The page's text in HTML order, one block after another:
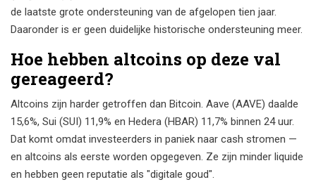
de laatste grote ondersteuning van de afgelopen tien jaar.
Daaronder is er geen duidelijke historische ondersteuning meer.
Hoe hebben altcoins op deze val
gereageerd?
Altcoins zijn harder getroffen dan Bitcoin. Aave (AAVE) daalde
15,6%, Sui (SUI) 11,9% en Hedera (HBAR) 11,7% binnen 24 uur.
Dat komt omdat investeerders in paniek naar cash stromen —
en altcoins als eerste worden opgegeven. Ze zijn minder liquide
en hebben geen reputatie als "digitale goud".